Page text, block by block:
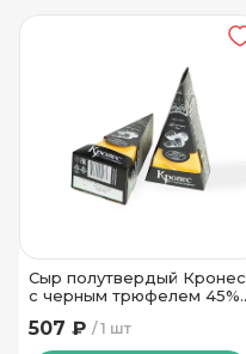
Сыр полутвердый Кронес
с черным трюфелем 45%
1 шт
507 ₽